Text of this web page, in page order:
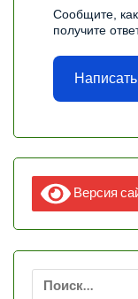
Сообщите,
получите
Написать
Версия